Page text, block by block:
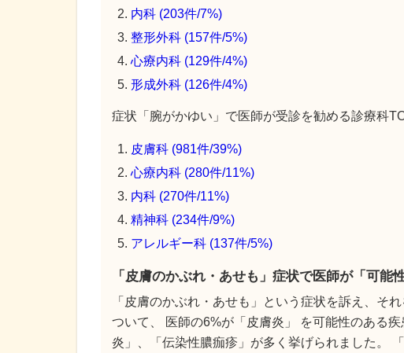
内科 (203件/7%)
整形外科 (157件/5%)
心療内科 (129件/4%)
形成外科 (126件/4%)
症状「腕がかゆい」で医師が受診を勧める診療科
皮膚科 (981件/39%)
心療内科 (280件/11%)
内科 (270件/11%)
精神科 (234件/9%)
アレルギー科 (137件/5%)
「皮膚のかぶれ・あせも」症状で医師が「可能
「皮膚のかぶれ・あせも」という症状を訴え、そ
ついて、 医師の6%が「皮膚炎」 を可能性のある
炎」、「伝染性膿痂疹」が多く挙げられました。